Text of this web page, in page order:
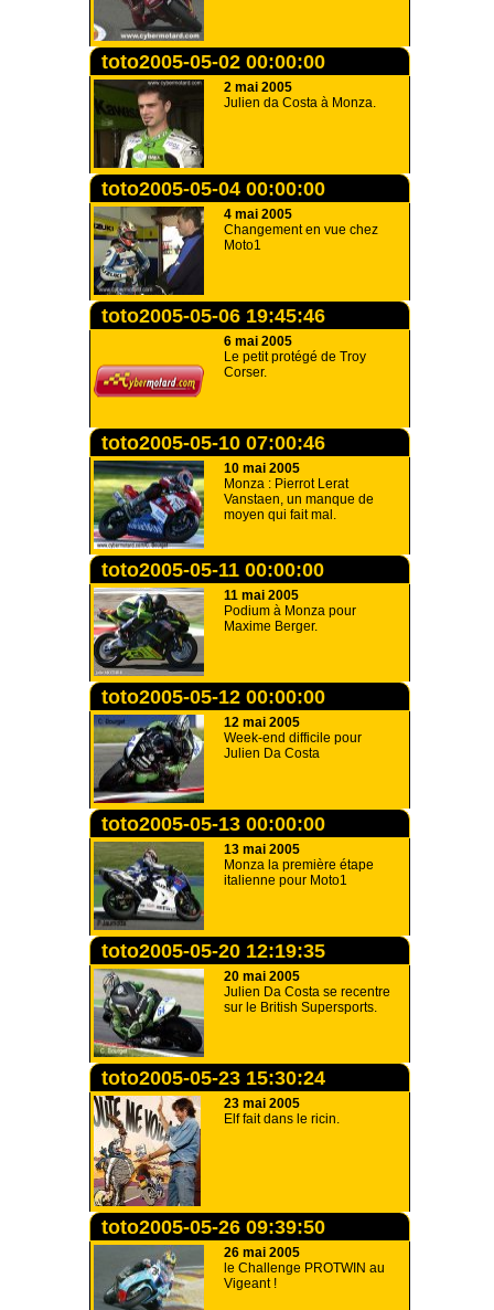
toto2005-05-02 00:00:00
2 mai 2005
Julien da Costa à Monza.
toto2005-05-04 00:00:00
4 mai 2005
Changement en vue chez
Moto1
toto2005-05-06 19:45:46
6 mai 2005
Le petit protégé de Troy
Corser.
toto2005-05-10 07:00:46
10 mai 2005
Monza : Pierrot Lerat
Vanstaen, un manque de
moyen qui fait mal.
toto2005-05-11 00:00:00
11 mai 2005
Podium à Monza pour
Maxime Berger.
toto2005-05-12 00:00:00
12 mai 2005
Week-end difficile pour
Julien Da Costa
toto2005-05-13 00:00:00
13 mai 2005
Monza la première étape
italienne pour Moto1
toto2005-05-20 12:19:35
20 mai 2005
Julien Da Costa se recentre
sur le British Supersports.
toto2005-05-23 15:30:24
23 mai 2005
Elf fait dans le ricin.
toto2005-05-26 09:39:50
26 mai 2005
le Challenge PROTWIN au
Vigeant !